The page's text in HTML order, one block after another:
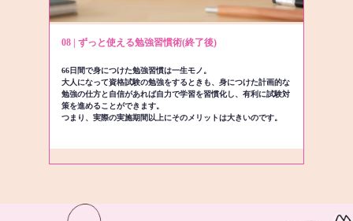
08 | ずっと使える勉強習慣術(終了後)
66日間で身につけた勉強習慣は一生モノ。
大人になって資格試験の勉強をするときも、身につけた計画的な
勉強の仕方と自信があれば自力で学習を習慣化し、有利に試験対
策を進めることができます。
つまり、実際の実施期間以上にそのメリットは大きいのです。